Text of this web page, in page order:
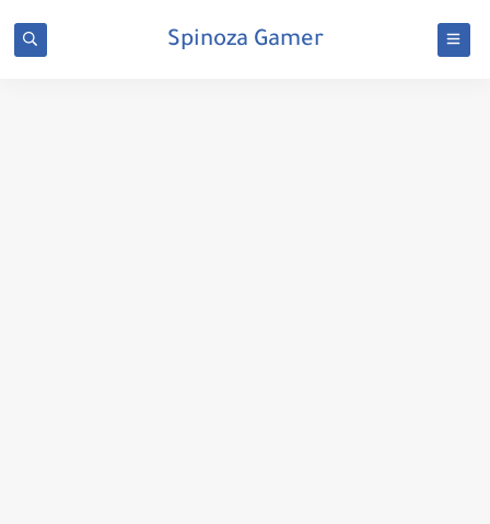
Spinoza Gamer